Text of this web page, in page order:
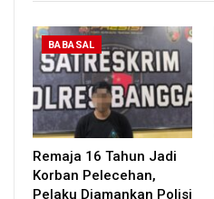
BABASAL
Remaja 16 Tahun Jadi
Korban Pelecehan,
Pelaku Diamankan Polisi